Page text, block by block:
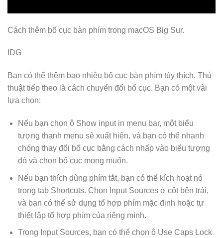
Cách thêm bố cục bàn phím trong macOS Big Sur.
IDG
Bạn có thể thêm bao nhiêu bố cục bàn phím tùy thích. Thủ
thuật tiếp theo là cách chuyển đổi bố cục. Bạn có một vài
lựa chọn:
Nếu bạn chọn ô Show input in menu bar, một biểu
tượng thanh menu sẽ xuất hiện, và bạn có thể nhanh
chóng thay đổi bố cục bằng cách nhấp vào biểu tượng
đó và chọn bố cục mong muốn.
Nếu bạn thích dùng phím tắt, bạn có thể kích hoạt nó
trong tab Shortcuts. Chọn Input Sources ở cột bên trái,
và bạn có thể sử dụng tổ hợp phím mặc định hoặc tự
thiết lập tổ hợp phím của riêng mình.
Trong Input Sources, bạn có thể chọn ô Use Caps Lock